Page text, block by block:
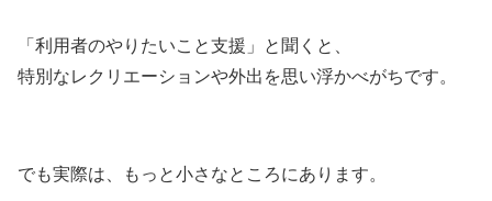
「利用者のやりたいこと支援」と聞くと、
特別なレクリエーションや外出を思い浮かべがちです。
でも実際は、もっと小さなところにあります。